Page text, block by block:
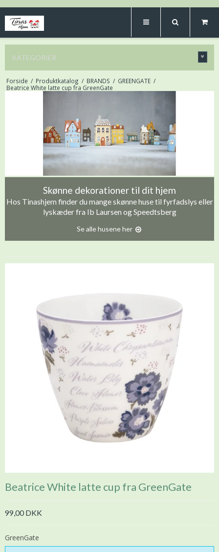
KATEGORIER
Forside / Produktkatalog / BRANDS / GREENGATE /
Beatrice White latte cup fra GreenGate
Skønne dekorationer til dit hjem
Hos Tinashjem finder du mange skønne huse til fyrfadslys eller
lyskæder fra Ib Laursen og Speedtsberg
Se alle husene her
Beatrice White latte cup fra GreenGate
99,00 DKK
GreenGate